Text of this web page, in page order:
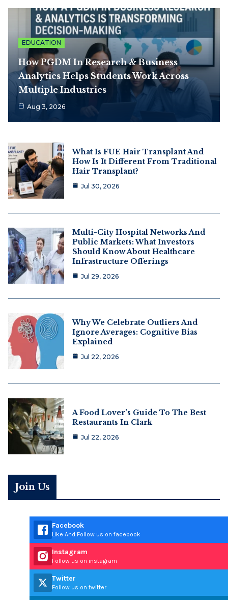
EDUCATION
How PGDM In Research & Business
Analytics Helps Students Work Across
Multiple Industries
Aug 3, 2026
What Is FUE Hair Transplant And
How Is It Different From Traditional
Hair Transplant?
Jul 30, 2026
Multi-City Hospital Networks And
Public Markets: What Investors
Should Know About Healthcare
Infrastructure Offerings
Jul 29, 2026
Why We Celebrate Outliers And
Ignore Averages: Cognitive Bias
Explained
Jul 22, 2026
A Food Lover’s Guide To The Best
Restaurants In Clark
Jul 22, 2026
Join Us
Facebook
Like And Follow us on facebook
Instagram
Follow us on instagram
Twitter
Follow us on twitter